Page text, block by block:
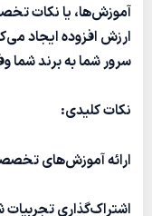
آموزش‌ها، یا نکات
ارزش افزوده ایجاد
سرور شما به برند شما
نکات کلیدی:
ارائه آموزش‌های
اشتراک‌گذاری